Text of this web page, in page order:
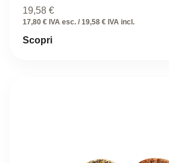
19,58 €
17,80 € IVA esc. / 19,58 € IVA incl.
Scopri